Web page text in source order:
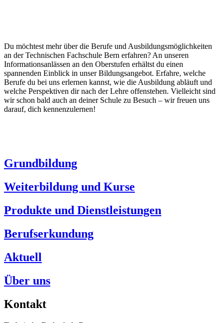
Du möchtest mehr über die Berufe und Ausbildungsmöglichkeiten
an der Technischen Fachschule Bern erfahren? An unseren
Informationsanlässen an den Oberstufen erhältst du einen
spannenden Einblick in unser Bildungsangebot. Erfahre, welche
Berufe du bei uns erlernen kannst, wie die Ausbildung abläuft und
welche Perspektiven dir nach der Lehre offenstehen. Vielleicht sind
wir schon bald auch an deiner Schule zu Besuch – wir freuen uns
darauf, dich kennenzulernen!
Grundbildung
Weiterbildung und Kurse
Produkte und Dienstleistungen
Berufserkundung
Aktuell
Über uns
Kontakt